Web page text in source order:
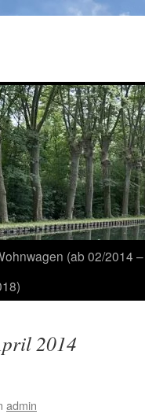
(ab 02/2014 –
2014
admin